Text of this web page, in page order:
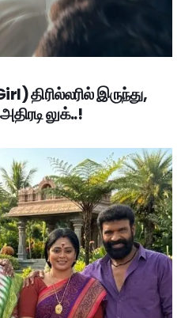
திரில்லரில் இருந்து,
லுக்..!